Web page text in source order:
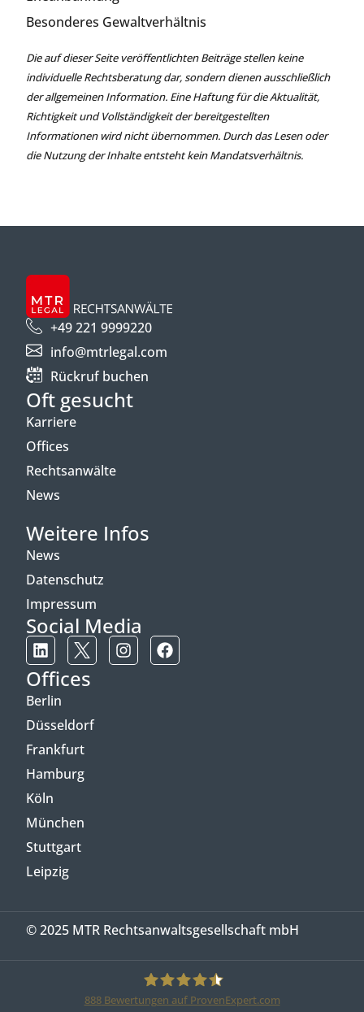
Besonderes Gewaltverhältnis
Die auf dieser Seite veröffentlichten Beiträge stellen keine
individuelle Rechtsberatung dar, sondern dienen ausschließlich
der allgemeinen Information. Eine Haftung für die Aktualität,
Richtigkeit und Vollständigkeit der bereitgestellten
Informationen wird nicht übernommen. Durch das Lesen oder
die Nutzung der Inhalte entsteht kein Mandatsverhältnis.
+49 221 9999220
info@mtrlegal.com
Rückruf buchen
Oft gesucht
Karriere
Offices
Rechtsanwälte
News
Weitere Infos
News
Datenschutz
Impressum
Social Media
Offices
Berlin
Düsseldorf
Frankfurt
Hamburg
Köln
München
Stuttgart
Leipzig
© 2025 MTR Rechtsanwaltsgesellschaft mbH
888Bewertungen auf ProvenExpert.com